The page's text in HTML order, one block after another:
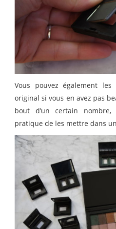
Vous pouvez également
original si vous en avez pas
bout d’un certain
pratique de les mettre dans